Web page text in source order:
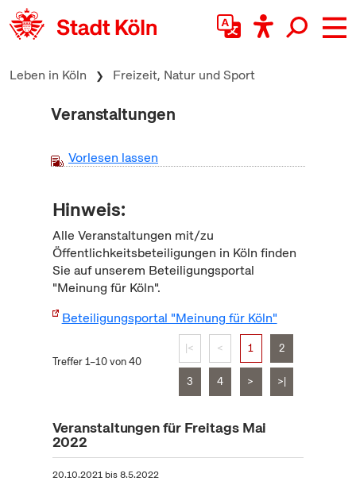
zum Inhalt springen
Leben in Köln Freizeit, Natur und Sport
Veranstaltungen
Vorlesen lassen
Hinweis:
Alle Veranstaltungen mit/zu
Öffentlichkeitsbeteiligungen in Köln finden
Sie auf unserem Beteiligungsportal
"Meinung für Köln".
Beteiligungsportal "Meinung für Köln"
Treffer 1–10 von 40
|< < 1 2
3 4 > >|
Veranstaltungen für Freitags Mai
2022
20.10.2021bis8.5.2022